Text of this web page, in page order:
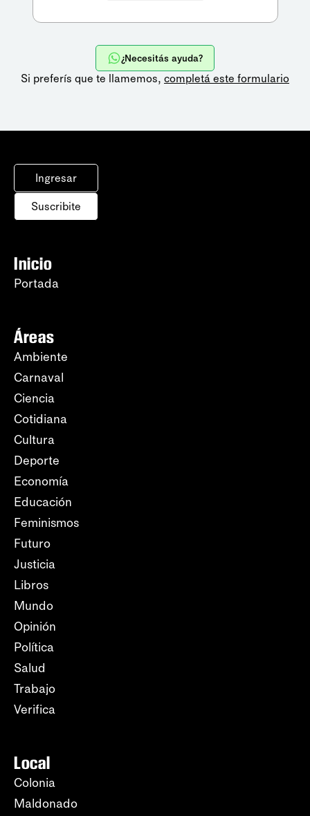
¿Necesitás ayuda?
Si preferís que te llamemos, completá este formulario
Ingresar
Suscribite
Inicio
Portada
Áreas
Ambiente
Carnaval
Ciencia
Cotidiana
Cultura
Deporte
Economía
Educación
Feminismos
Futuro
Justicia
Libros
Mundo
Opinión
Política
Salud
Trabajo
Verifica
Local
Colonia
Maldonado